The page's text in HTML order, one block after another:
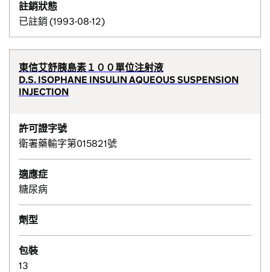
註銷狀態
已註銷 (1993-08-12)
東信艾舒胰島素１００單位注射液
D.S. ISOPHANE INSULIN AQUEOUS SUSPENSION
INJECTION
許可證字號
衛署藥輸字第015821號
適應症
糖尿病
劑型
包裝
13